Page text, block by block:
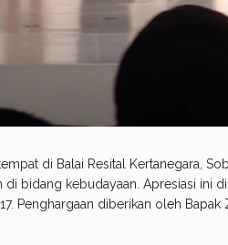
di Balai Resital Kertanegara,
bidang kebudayaan. Apresiasi ini
Penghargaan diberikan oleh